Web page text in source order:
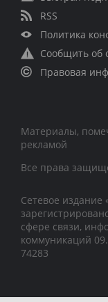
RSS
Политика
Сообщить об
Правовая
Материалы,
рекламой
Все права
Сетевое издание
сфере связи,
коммуникаций
74283